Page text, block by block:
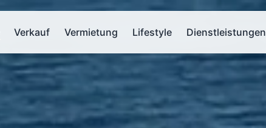
Verkauf Vermietung Lifestyle Dienstleistungen